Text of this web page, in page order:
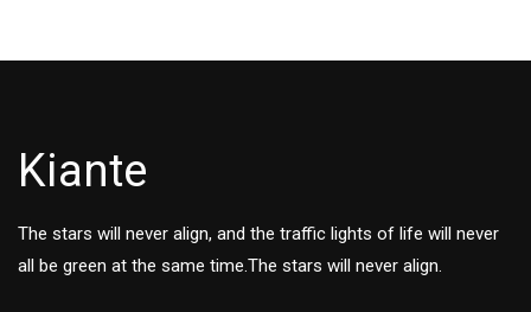
Kiante
The stars will never align, and the traffic lights of life will never
all be green at the same time.The stars will never align.